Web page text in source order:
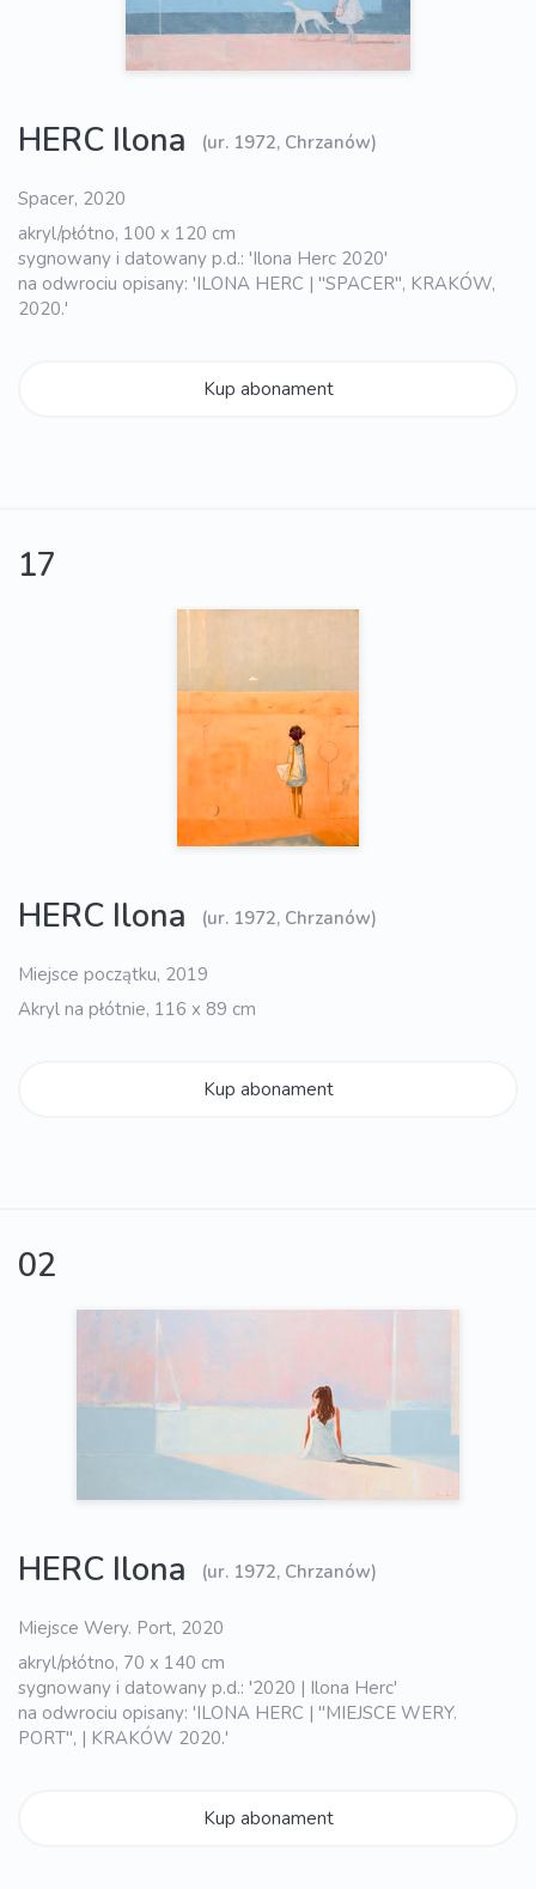
HERC Ilona (ur. 1972, Chrzanów)
Spacer, 2020
akryl/płótno, 100 x 120 cm
sygnowany i datowany p.d.: 'Ilona Herc 2020'
na odwrociu opisany: 'ILONA HERC | "SPACER", KRAKÓW,
2020.'
Kup abonament
17
HERC Ilona (ur. 1972, Chrzanów)
Miejsce początku, 2019
Akryl na płótnie, 116 x 89 cm
Kup abonament
02
HERC Ilona (ur. 1972, Chrzanów)
Miejsce Wery. Port, 2020
akryl/płótno, 70 x 140 cm
sygnowany i datowany p.d.: '2020 | Ilona Herc'
na odwrociu opisany: 'ILONA HERC | "MIEJSCE WERY.
PORT", | KRAKÓW 2020.'
Kup abonament